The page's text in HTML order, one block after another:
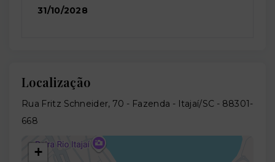
31/10/2028
Localização
Rua Fritz Schneider, 70 - Fazenda - Itajaí/SC - 88301-
668
+